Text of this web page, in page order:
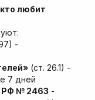
любит
-
(ст. 26.1) -
7 дней
РФ № 2463 -